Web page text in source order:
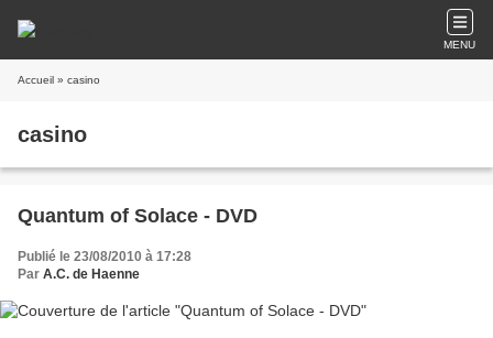
MENU
Accueil » casino
casino
Quantum of Solace - DVD
Publié le 23/08/2010 à 17:28
Par A.C. de Haenne